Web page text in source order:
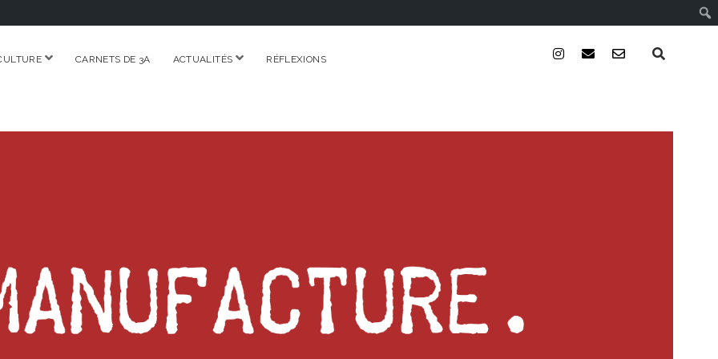
ouvrirCARNETS DE 3A ACTUALITÉS ouvrirRÉFLEXIONS instagram
emailemail-